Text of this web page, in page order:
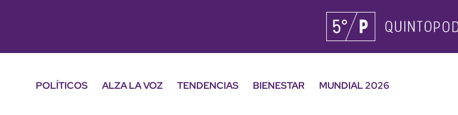
POLÍTICOS ALZA LA VOZ TENDENCIAS BIENESTAR
MUNDIAL 2026